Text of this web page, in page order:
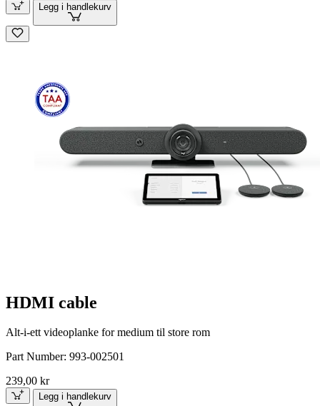
Legg i handlekurv
HDMI cable
Alt-i-ett videoplanke for medium til store rom
Part Number: 993-002501
239,00 kr
Legg i handlekurv